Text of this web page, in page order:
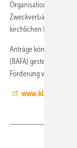
Organisationen,
Zweckverbände und
kirchlichen
Anträge können beim
(BAFA) gestellt
Förderung von